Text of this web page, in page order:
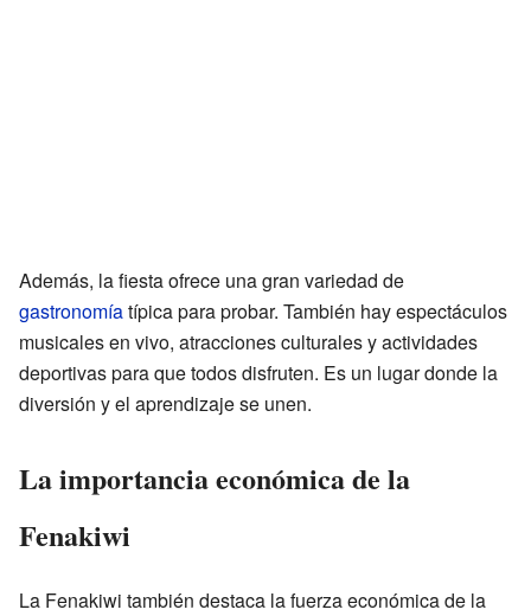
Además, la fiesta ofrece una gran variedad de
gastronomíatípica para probar. También hay espectáculos
musicales en vivo, atracciones culturales y actividades
deportivas para que todos disfruten. Es un lugar donde la
diversión y el aprendizaje se unen.
La importancia económica de la
Fenakiwi
La Fenakiwi también destaca la fuerza económica de la